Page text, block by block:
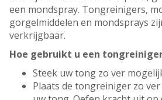
een mondspray. Tongreinigers,
gorgelmiddelen en mondsprays
verkrijgbaar.
Hoe gebruikt u een
Steek uw tong zo ver
Plaats de tongreiniger zo